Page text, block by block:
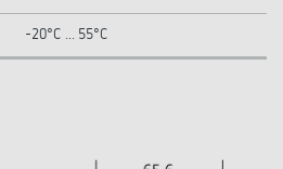
-20°C ... 55°C